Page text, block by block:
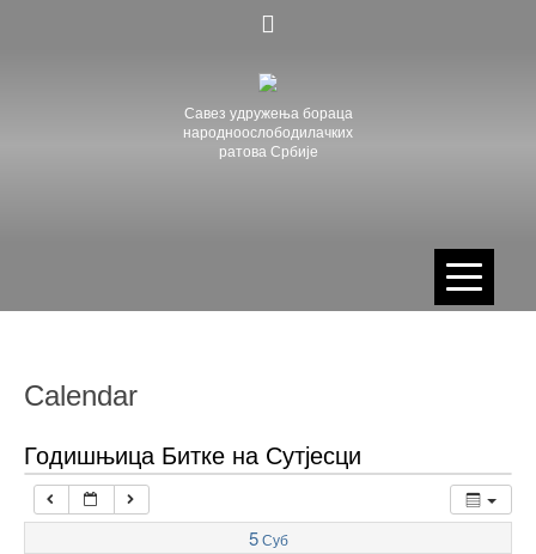
Савез удружења бораца
народноослободилачких
ратова Србије
Calendar
Годишњица Битке на Сутјесци
5 Суб
06:00
07:00